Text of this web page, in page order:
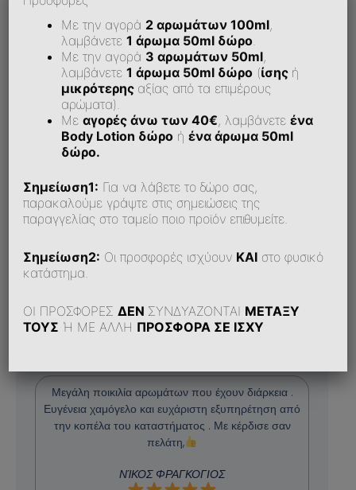
Υποστηρίζεται Αντικαταβολή;
Δυσκολεύομαι Να Κάνω Παραγγελία Online. Τι
Μπορώ Να Κάνω;
Αξιολογήσεις Πελατών
Μεγάλη ποικιλία αρωμάτων που έχουν διάρκεια .
Ευγένεια χαμόγελο και ευχάριστη εξυπηρέτηση από
την κοπέλα του καταστήματος . Με κέρδισε σαν
πελάτη,
ΝΊΚΟΣ ΦΡΑΓΚΟΓΙΟΣ
Με την αγορά 2 αρωμάτων 100ml,
λαμβάνετε1 άρωμα 50ml δώρο.
Με την αγορά 3 αρωμάτων 50ml,
λαμβάνετε1 άρωμα 50ml δώρο (ίσης ή
μικρότερης αξίας από τα επιμέρους
αρώματα).
Μεαγορές άνω των 40€, λαμβάνετεένα
Body Lotion δώρο ήένα άρωμα 50ml
δώρο.
Σημείωση1: Για να λάβετε το δώρο σας,
παρακαλούμε γράψτε στις σημειώσεις της
παραγγελίας στο ταμείο ποιο προϊόν επιθυμείτε.
Σημείωση2: Οι προσφορές ισχύουν ΚΑΙ στο φυσικό
κατάστημα.
ΟΙ ΠΡΟΣΦΟΡΕΣΔΕΝ ΣΥΝΔΥΑΖΟΝΤΑΙ ΜΕΤΑΞΥ
ΤΟΥΣ Ή ΜΕ ΑΛΛΗ ΠΡΟΣΦΟΡΑ ΣΕ ΙΣΧΥ